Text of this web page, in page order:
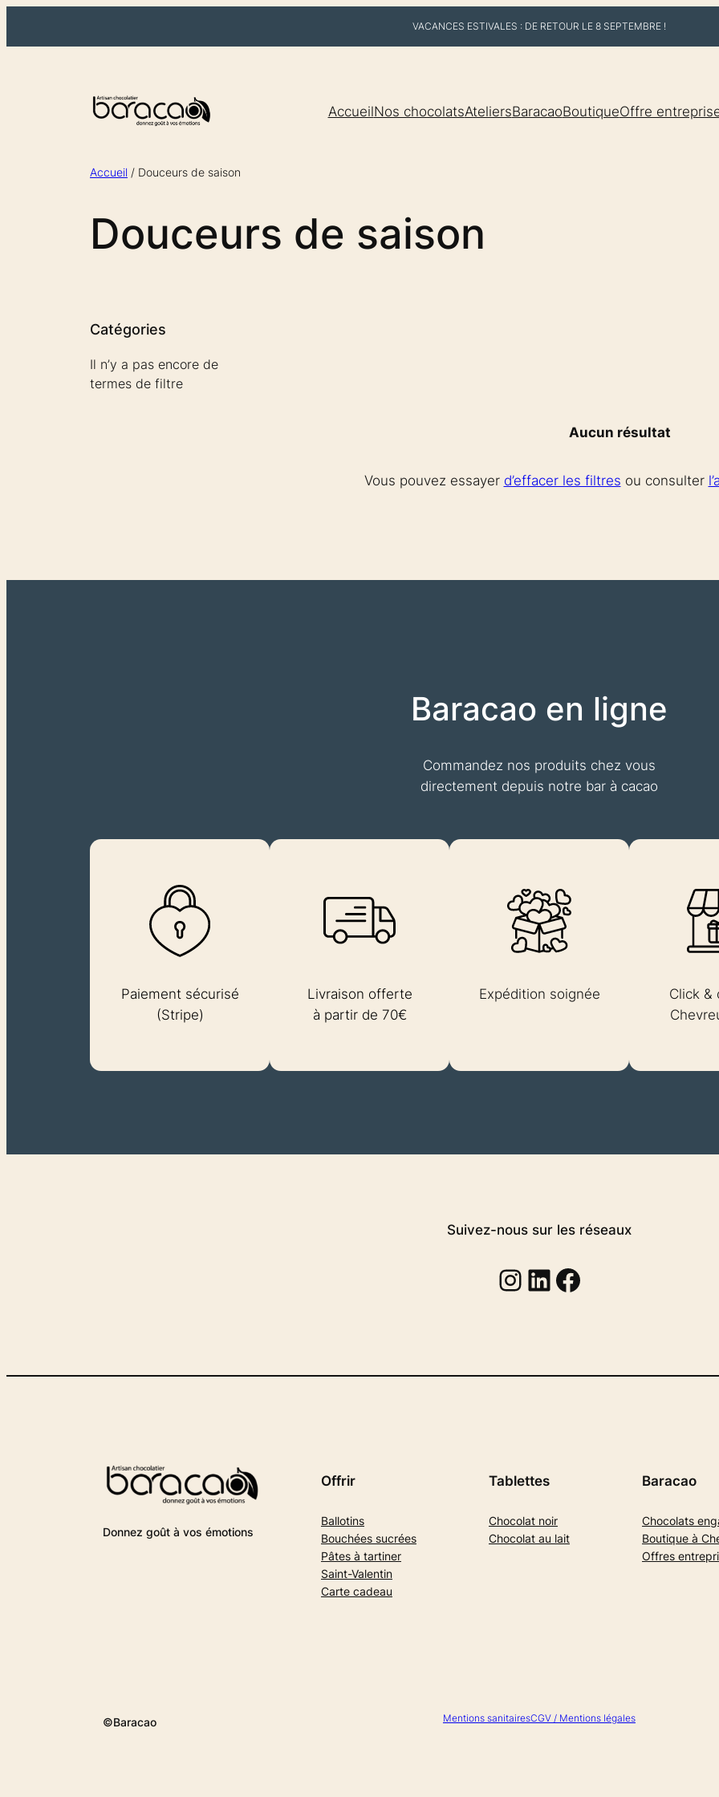
VACANCES ESTIVALES : DE RETOUR LE 8 SEPTEMBRE !
AccueilNos chocolatsAteliersBaracaoBoutiqueOffre
Accueil / Douceurs de saison
Douceurs de saison
Catégories
Il n’y a pas encore de
termes de filtre
Aucun résultat
Vous pouvez essayer d’effacer les filtres ou consulter
Baracao en ligne
Commandez nos produits chez vous
directement depuis notre bar à cacao
Paiement sécurisé
(Stripe)
Livraison offerte
à partir de 70€
Expédition soignée
Click &
Suivez-nous sur les réseaux
Instagram
Linkedin
Facebook
Donnez goût à vos émotions
Offrir
Ballotins
Bouchées sucrées
Pâtes à tartiner
Saint-Valentin
Carte cadeau
Tablettes
Chocolat noir
Chocolat au lait
Baracao
Chocolats
Boutique à
Offres
©Baracao Mentions sanitairesCGV / Mentions légales